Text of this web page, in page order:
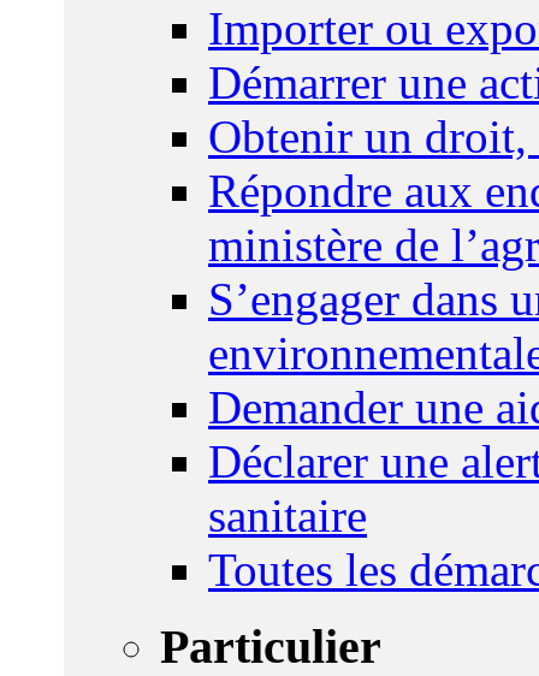
Importer ou
Démarrer une
Obtenir un droit,
Répondre aux
ministère de
S’engager dans
Demander une
Déclarer une
sanitaire
Toutes les
Particulier